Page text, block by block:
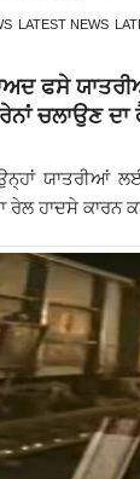
LATEST NEWS
ਫਸੇ
ਚਲਾਉਣ ਦਾ
ਯਾਤਰੀਆਂ
ਰੇਲ ਹਾਦਸੇ ਕਾਰਨ